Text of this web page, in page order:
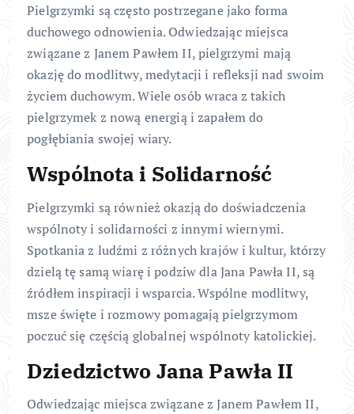
Pielgrzymki są często postrzegane jako forma
duchowego odnowienia. Odwiedzając miejsca
związane z Janem Pawłem II, pielgrzymi mają
okazję do modlitwy, medytacji i refleksji nad swoim
życiem duchowym. Wiele osób wraca z takich
pielgrzymek z nową energią i zapałem do
pogłębiania swojej wiary.
Wspólnota i Solidarność
Pielgrzymki są również okazją do doświadczenia
wspólnoty i solidarności z innymi wiernymi.
Spotkania z ludźmi z różnych krajów i kultur, którzy
dzielą tę samą wiarę i podziw dla Jana Pawła II, są
źródłem inspiracji i wsparcia. Wspólne modlitwy,
msze święte i rozmowy pomagają pielgrzymom
poczuć się częścią globalnej wspólnoty katolickiej.
Dziedzictwo Jana Pawła II
Odwiedzając miejsca związane z Janem Pawłem II,